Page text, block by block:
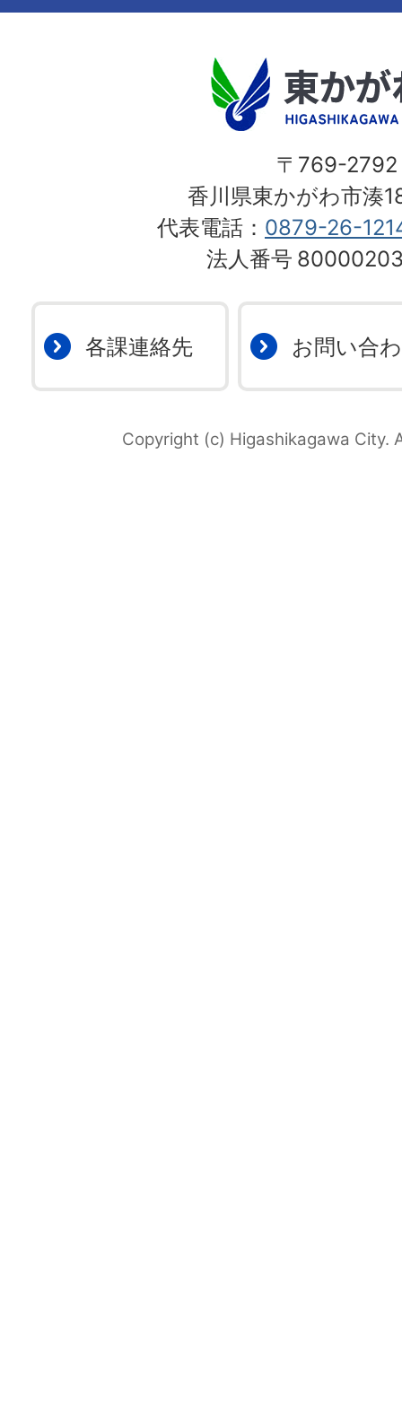
〒769-2792
香川県東かがわ市湊
代表電話： 0879-26-
法人番号
各課連絡先 お問い合
Copyright (c) Higashikagawa City.